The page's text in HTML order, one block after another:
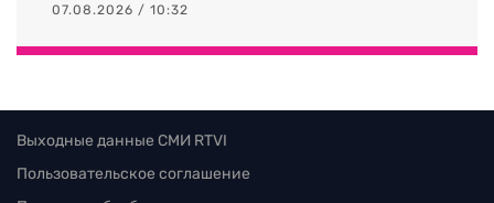
07.08.2026 / 10:32
Выходные данные СМИ RTVI
Пользовательское соглашение